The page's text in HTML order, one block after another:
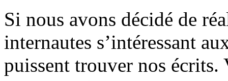
Si nous avons décidé de
internautes s’intéressant
puissent trouver nos écrits.